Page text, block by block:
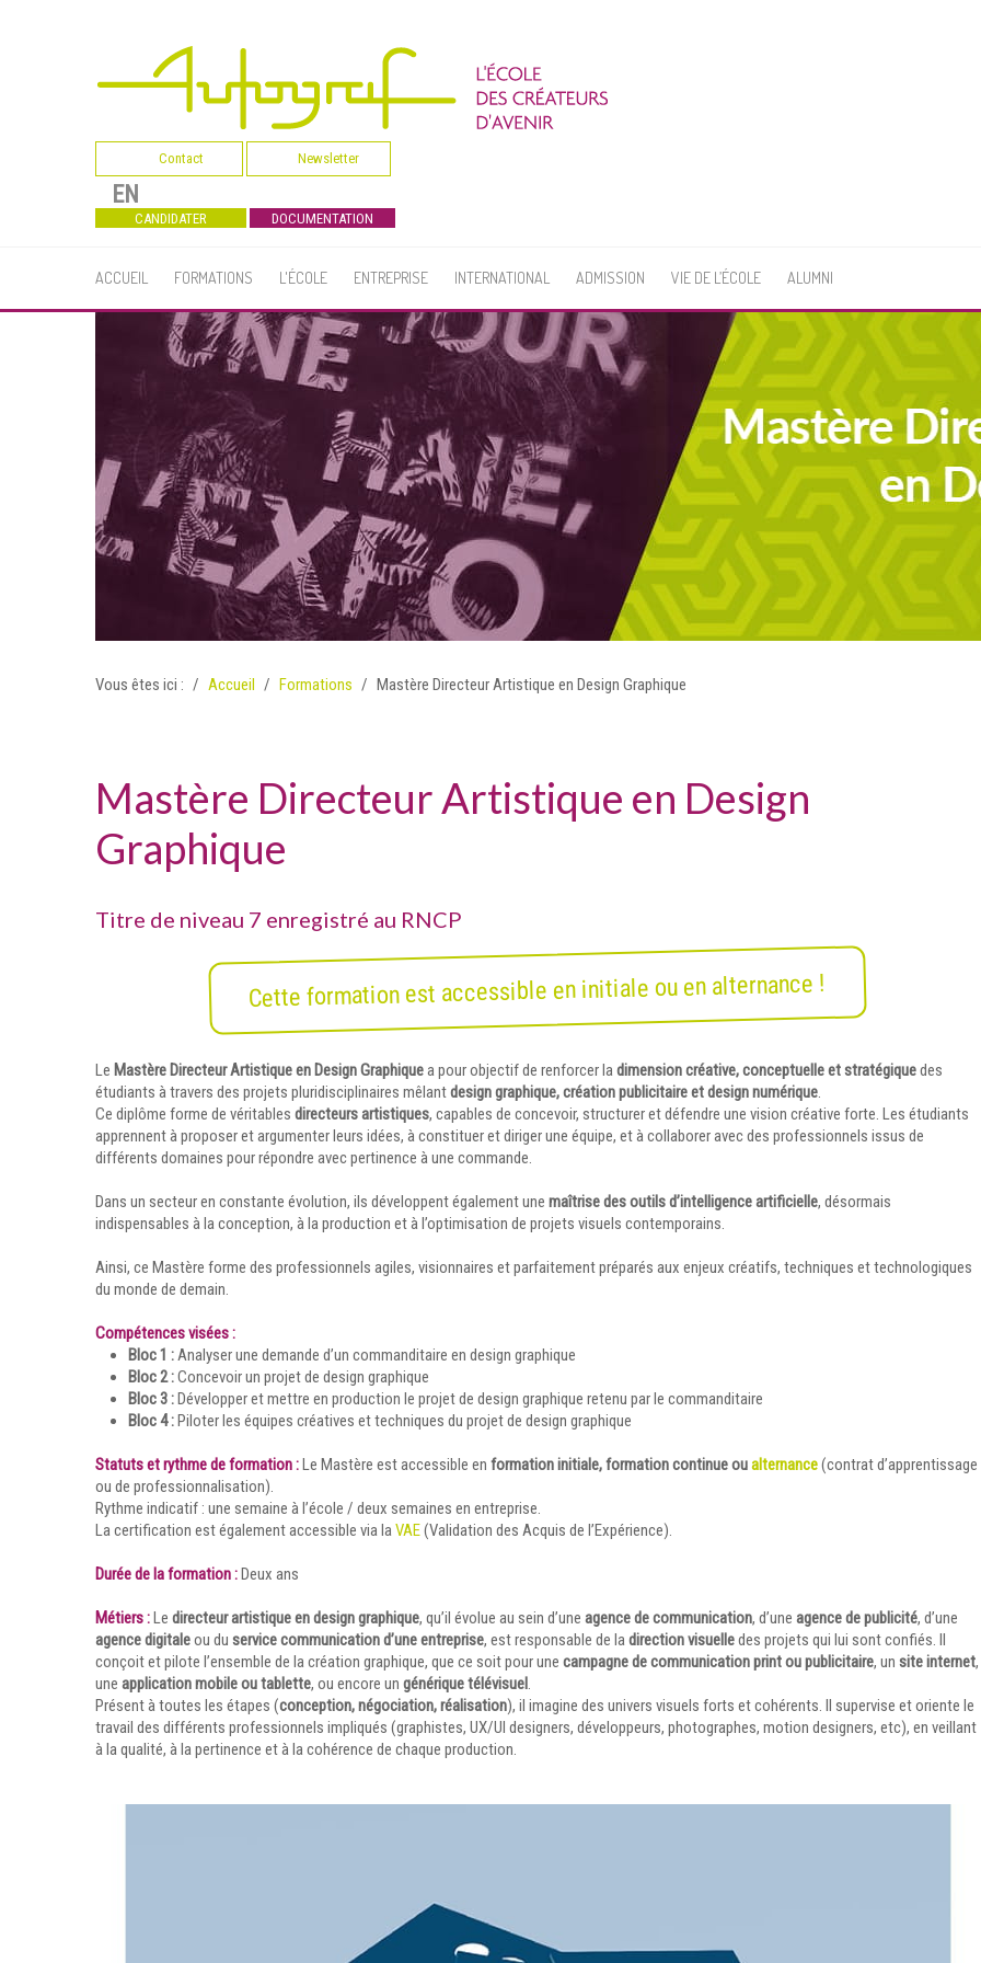
Contact Newsletter
EN
CANDIDATER DOCUMENTATION
ACCUEIL FORMATIONS L'ÉCOLE ENTREPRISE INTERNATIONAL ADMISSION VIE DE L’ÉCOLE ALUMNI
Vous êtes ici : Accueil Formations Mastère Directeur Artistique en Design Graphique
Mastère Directeur Artistique en Design
Graphique
Titre de niveau 7 enregistré au RNCP
Cette formation est accessible en initiale ou en alternance !
Le Mastère Directeur Artistique en Design Graphiquea pour objectif de renforcer ladimension créative, conceptuelle et stratégiquedes
étudiants à travers des projets pluridisciplinaires mêlantdesign graphique, création publicitaire et design numérique.
Ce diplôme forme de véritables directeurs artistiques, capables de concevoir, structurer et défendre une vision créative forte. Les étudiants
apprennent à proposer et argumenter leurs idées, à constituer et diriger une équipe, et à collaborer avec des professionnels issus de
différents domaines pour répondre avec pertinence à une commande.
Dans un secteur en constante évolution, ils développent également une maîtrise des outils d’intelligence artificielle, désormais
indispensables à la conception, à la production et à l’optimisation de projets visuels contemporains.
Ainsi, ce Mastère forme des professionnels agiles, visionnaires et parfaitement préparés aux enjeux créatifs, techniques et technologiques
du monde de demain.
Compétences visées :
Bloc 1 :Analyser une demande d’un commanditaire en design graphique
Bloc 2 :Concevoir un projet de design graphique
Bloc 3 :Développer et mettre en production le projet de design graphique retenu par le commanditaire
Bloc 4 :Piloter les équipes créatives et techniques du projet de design graphique
Statuts et rythme de formation :Le Mastère est accessible en formation initiale, formation continue oualternance(contrat d’apprentissage
ou de professionnalisation).
Rythme indicatif : une semaine à l’école / deux semaines en entreprise.
La certification est également accessible via laVAE(Validation des Acquis de l’Expérience).
Durée de la formation :Deux ans
Métiers :Le directeur artistique en design graphique, qu’il évolue au sein d’une agence de communication, d’une agence de publicité, d’une
agence digitaleou du service communication d’une entreprise, est responsable de ladirection visuelledes projets qui lui sont confiés. Il
conçoit et pilote l’ensemble de la création graphique, que ce soit pour une campagne de communication print ou publicitaire, un site internet,
une application mobile ou tablette, ou encore un générique télévisuel.
Présent à toutes les étapes (conception, négociation, réalisation), il imagine des univers visuels forts et cohérents. Il supervise et oriente le
travail des différents professionnels impliqués (graphistes, UX/UI designers, développeurs, photographes, motion designers, etc), en veillant
à la qualité, à la pertinence et à la cohérence de chaque production.